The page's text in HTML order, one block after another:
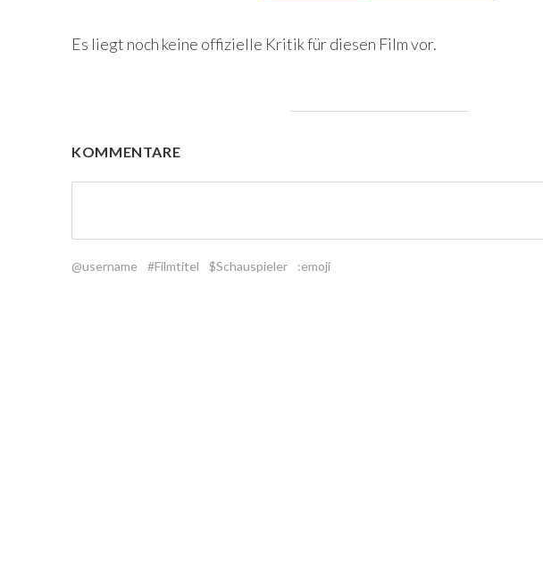
Es liegt noch keine offizielle Kritik für diesen Film vor.
KOMMENTARE
@username #Filmtitel $Schauspieler :emoji